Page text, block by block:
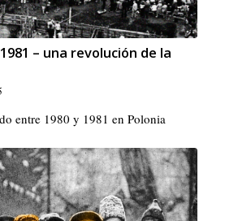
– una revolución de la
entre 1980 y 1981 en Polonia